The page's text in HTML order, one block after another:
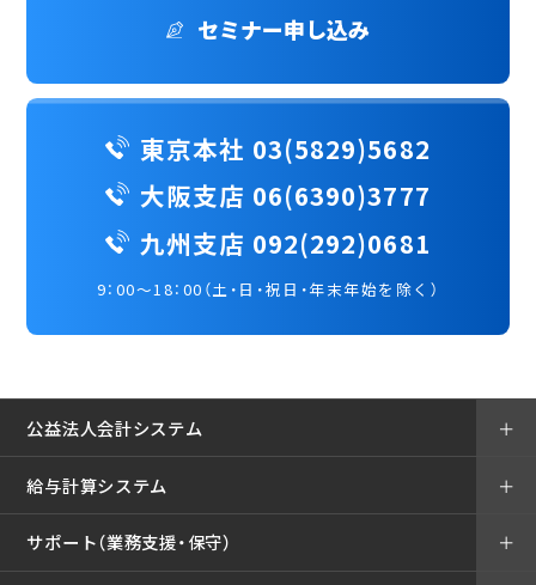
セミナー申し込み
東京本社 03(5829)5682
大阪支店 06(6390)3777
九州支店 092(292)0681
9：00～18：00（土・日・祝日・年末年始を除く）
公益法人会計システム ＋
給与計算システム ＋
サポート（業務支援・保守） ＋